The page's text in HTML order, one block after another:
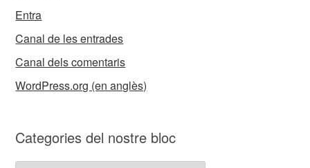
Entra
Canal de les entrades
Canal dels comentaris
WordPress.org (en anglès)
Categories del nostre bloc